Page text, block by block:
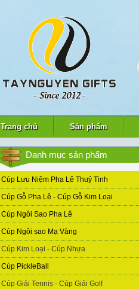
Trang chủ Sản phẩm
Danh mục sản phẩm
Cúp Lưu Niệm Pha Lê Thuỷ Tinh
Cúp Gỗ Pha Lê - Cúp Gỗ Kim Loại
Cúp Ngôi Sao Pha Lê
Cúp Ngôi sao Mạ Vàng
Cúp Kim Loại - Cúp Nhựa
Cúp PickleBall
Cúp Giải Tennis - Cúp Giải Golf